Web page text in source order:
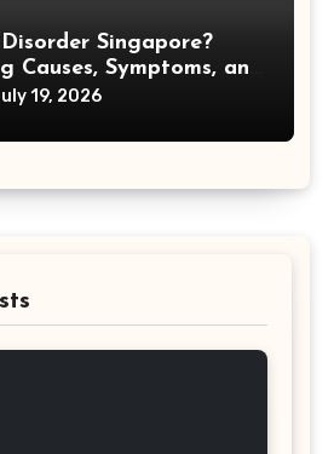
Singapore?
Causes, Symptoms, and
19, 2026